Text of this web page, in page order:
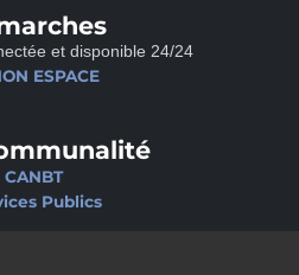
et disponible 24/24
ESPACE
CANBT
Publics